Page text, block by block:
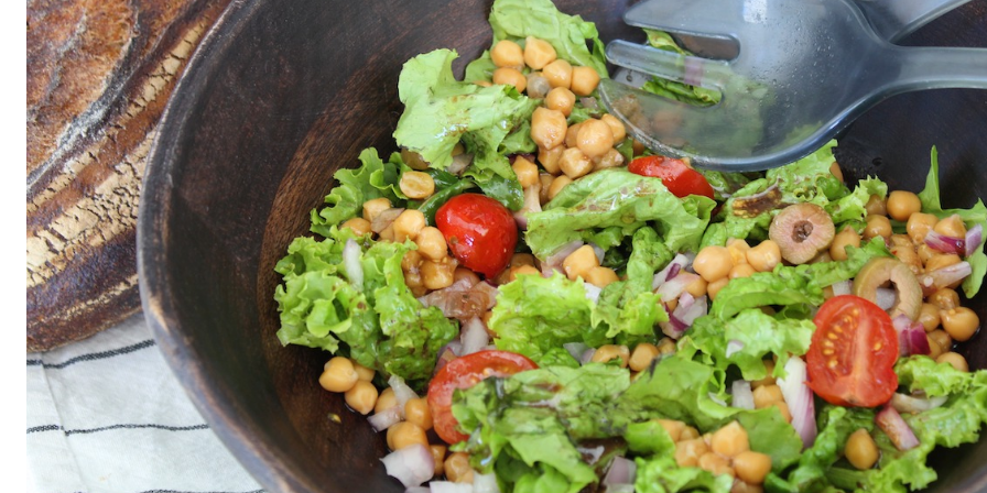
All air fryer Brunch
Cookies
Diet
Easter
Greek recipes in english
Russian
Smoothies
Vegan
Vegetarian
Αβγά
Αδυνάτισμα
Αθλητική διατροφή
Βιταμίνες
βρωμη
Γαλακτοκομικά
Γονιμότητα
Δημητριακά
Διαβήτης
Δίαιτα
Διατροφή
Εγκυμοσύνη
Ζυμαρικά
Θηλασμός
Ιατρικά
Κέικ
Κόκκινο κρέας
Κοτόπουλο
Κουζίνα
Μπέργκερ
Μπισκότα
Ξηροί καρποί και σπόροι
Οργάνωση
Ορεκτικά
Όσπρια
Παγωτά
Παιδιά
Παραδοσιακές συνταγές
Περιβάλλον Πίτες
Πίτσα
Πρωινό
Ρύζι